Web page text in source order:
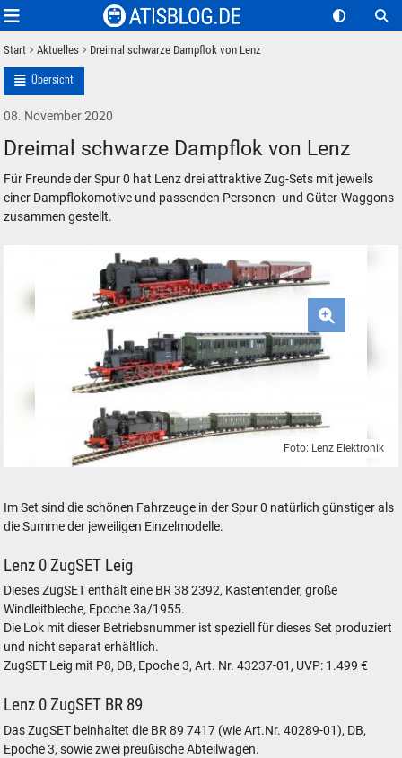
Start Aktuelles Dreimal schwarze Dampflok von Lenz
Übersicht
08. November 2020
Dreimal schwarze Dampflok von Lenz
Für Freunde der Spur 0 hat Lenz drei attraktive Zug-Sets mit jeweils
einer Dampflokomotive und passenden Personen- und Güter-Waggons
zusammen gestellt.
Foto: Lenz Elektronik
Im Set sind die schönen Fahrzeuge in der Spur 0 natürlich günstiger als
die Summe der jeweiligen Einzelmodelle.
Lenz 0 ZugSET Leig
Dieses ZugSET enthält eine BR 38 2392, Kastentender, große
Windleitbleche, Epoche 3a/1955.
Die Lok mit dieser Betriebsnummer ist speziell für dieses Set produziert
und nicht separat erhältlich.
ZugSET Leig mit P8, DB, Epoche 3, Art. Nr. 43237-01, UVP: 1.499 €
Lenz 0 ZugSET BR 89
Das ZugSET beinhaltet die BR 89 7417 (wie Art.Nr. 40289-01), DB,
Epoche 3, sowie zwei preußische Abteilwagen.